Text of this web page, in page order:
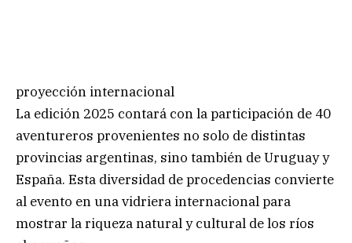
proyección internacional
La edición 2025 contará con la participación de 40
aventureros provenientes no solo de distintas
provincias argentinas, sino también de Uruguay y
España. Esta diversidad de procedencias convierte
al evento en una vidriera internacional para
mostrar la riqueza natural y cultural de los ríos